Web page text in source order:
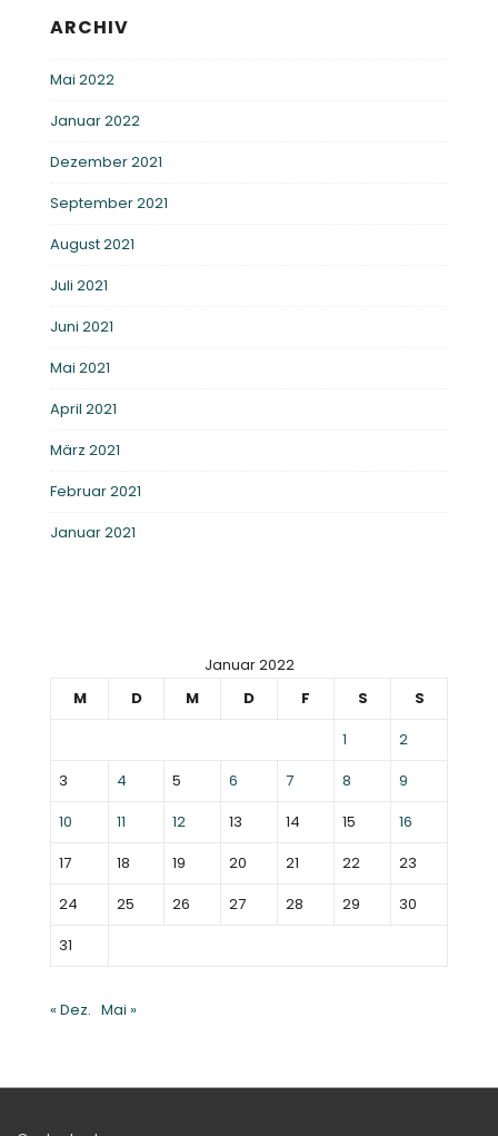
ARCHIV
Mai 2022
Januar 2022
Dezember 2021
September 2021
August 2021
Juli 2021
Juni 2021
Mai 2021
April 2021
März 2021
Februar 2021
Januar 2021
Januar 2022
M
D M D F S
S
1
2
3
4 5 6 7 8
9
10
11 12 13 14 15
16
17
18 19 20 21 22
23
24
25 26 27 28 29
30
31
« Dez. Mai »